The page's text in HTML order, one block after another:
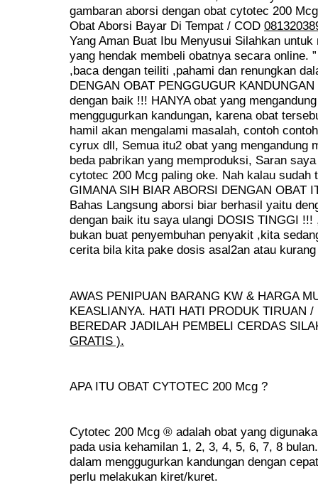
gambaran aborsi dengan obat cytotec 200
Obat Aborsi Bayar Di Tempat / COD
Yang Aman Buat Ibu Menyusui Silahkan
yang hendak membeli obatnya secara online.
,baca dengan teiliti ,pahami dan renungkan
DENGAN OBAT PENGGUGUR
dengan baik !!! HANYA obat yang
menggugurkan kandungan, karena obat
hamil akan mengalami masalah, contoh
cyrux dll, Semua itu2 obat yang mengandung
beda pabrikan yang memproduksi, Saran
cytotec 200 Mcg paling oke. Nah kalau
GIMANA SIH BIAR ABORSI DENGAN OBAT
Bahas Langsung aborsi biar berhasil yaitu
dengan baik itu saya ulangi DOSIS TINGGI
bukan buat penyembuhan penyakit ,kita
cerita bila kita pake dosis asal2an atau
AWAS PENIPUAN BARANG KW & HARGA
KEASLIANYA. HATI HATI PRODUK TIRUAN /
BEREDAR JADILAH PEMBELI CERDAS
GRATIS ).
APA ITU OBAT CYTOTEC 200 Mcg ?
Cytotec 200 Mcg ® adalah obat yang
pada usia kehamilan 1, 2, 3, 4, 5, 6, 7, 8
dalam menggugurkan kandungan dengan
perlu melakukan kiret/kuret.